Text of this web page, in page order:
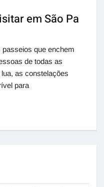
em São Pa
passeios que enchem
de todas as
as constelações
para